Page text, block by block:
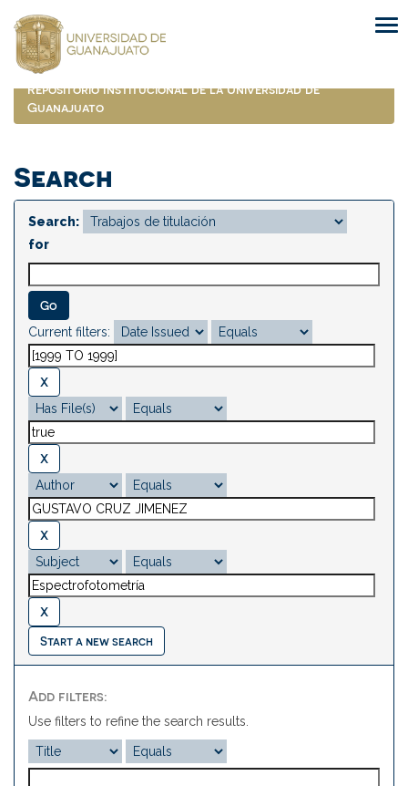
navigation
Repositorio Institucional de la Universidad de
Guanajuato
Search
Search:
for
Current filters:
Start a new search
Add filters:
Use filters to refine the search results.